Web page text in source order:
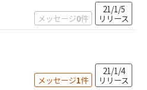
メッセージ0件
21/1/5
リリース
メッセージ1件
21/1/4
リリース